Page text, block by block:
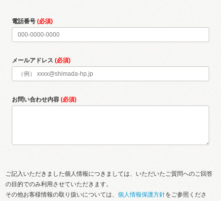
電話番号 (必須)
メールアドレス (必須)
お問い合わせ内容 (必須)
ご記入いただきました個人情報につきましては、いただいたご質問へのご回答
の目的でのみ利用させていただきます。
その他お客様情報の取り扱いについては、個人情報保護方針をご参照くださ